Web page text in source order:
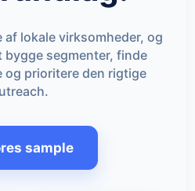
af lokale virksomheder, og
segmenter, finde
og prioritere den rigtige
sample